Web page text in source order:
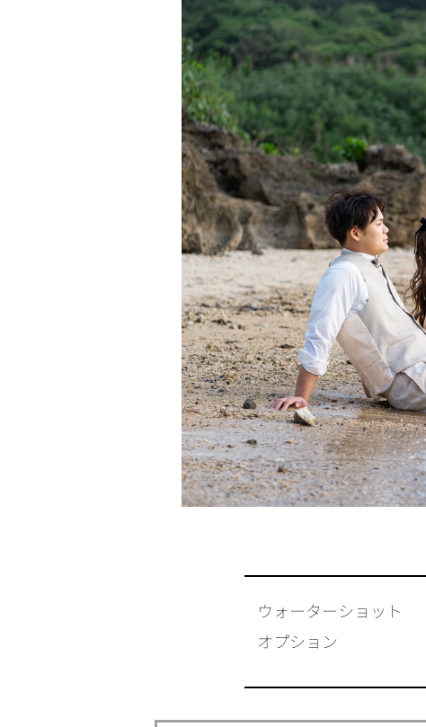
ウォーターショット
オプション